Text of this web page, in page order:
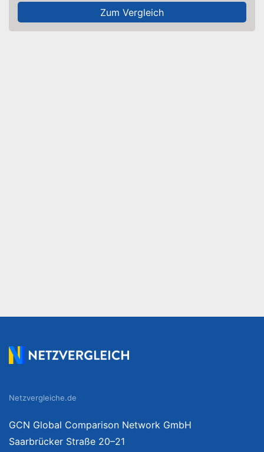
Zum Vergleich
Netzvergleiche.de
GCN Global Comparison Network GmbH
Saarbrücker Straße 20–21